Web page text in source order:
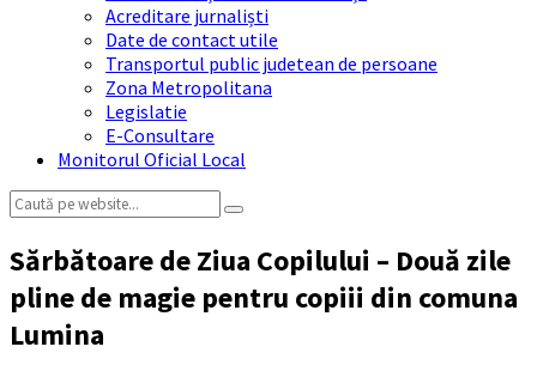
Acreditare jurnaliști
Date de contact utile
Transportul public judetean de persoane
Zona Metropolitana
Legislatie
E-Consultare
Monitorul Oficial Local
Search:
Sărbătoare de Ziua Copilului – Două zile
pline de magie pentru copiii din comuna
Lumina